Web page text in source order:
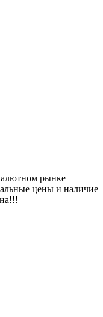
рынке
цены и наличие